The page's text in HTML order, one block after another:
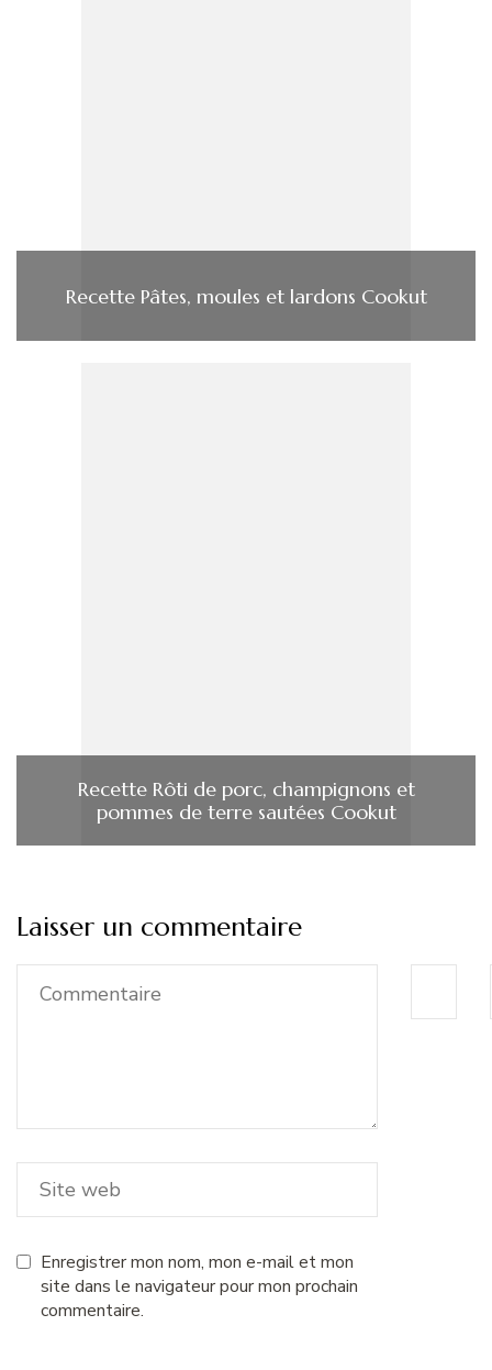
Recette Pâtes, moules et lardons Cookut
Recette Rôti de porc, champignons et
pommes de terre sautées Cookut
Laisser un commentaire
Enregistrer mon nom, mon e-mail et mon
site dans le navigateur pour mon prochain
commentaire.